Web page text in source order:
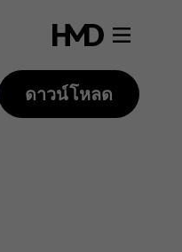
ดาวน์โหลด